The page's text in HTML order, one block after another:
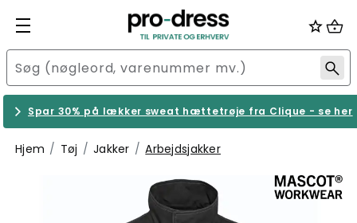
Spar 30% på lækker sweat hættetrøje fra Clique - se her
Hjem Tøj Jakker Arbejdsjakker